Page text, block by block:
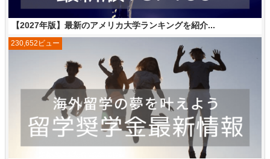
【2027年版】最新のアメリカ大学ランキングを紹介...
230,652ビュー